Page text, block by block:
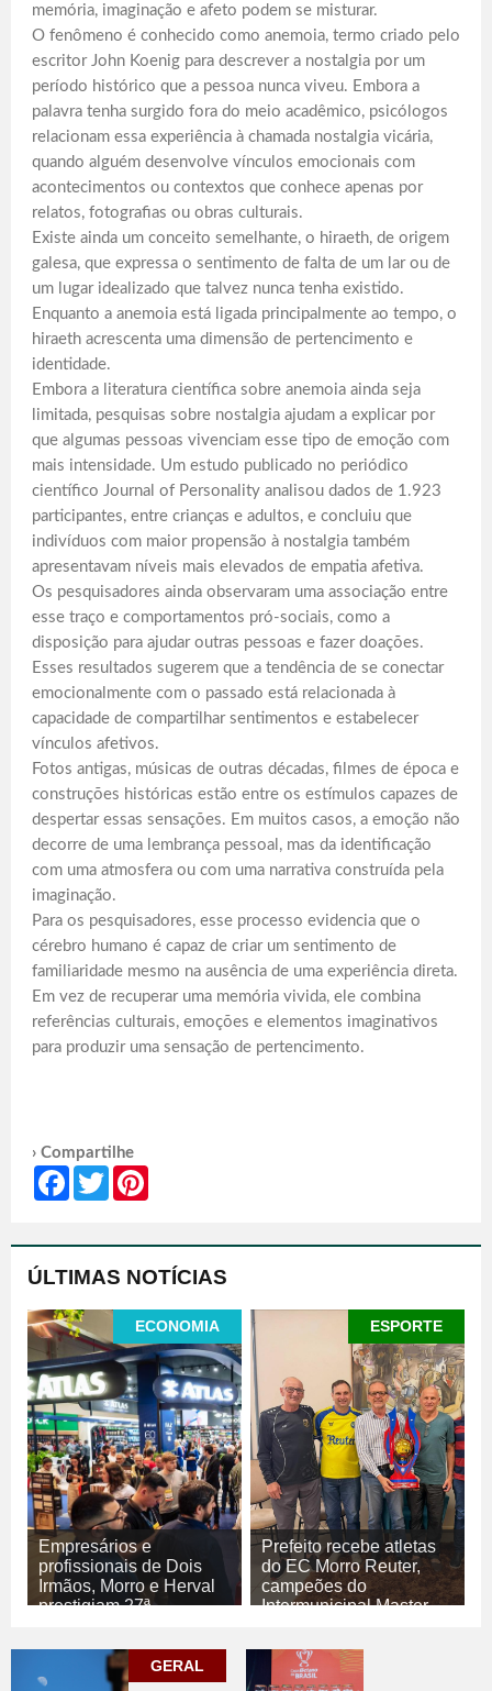
memória, imaginação e afeto podem se misturar.
O fenômeno é conhecido como anemoia, termo criado pelo
escritor John Koenig para descrever a nostalgia por um
período histórico que a pessoa nunca viveu. Embora a
palavra tenha surgido fora do meio acadêmico, psicólogos
relacionam essa experiência à chamada nostalgia vicária,
quando alguém desenvolve vínculos emocionais com
acontecimentos ou contextos que conhece apenas por
relatos, fotografias ou obras culturais.
Existe ainda um conceito semelhante, o hiraeth, de origem
galesa, que expressa o sentimento de falta de um lar ou de
um lugar idealizado que talvez nunca tenha existido.
Enquanto a anemoia está ligada principalmente ao tempo, o
hiraeth acrescenta uma dimensão de pertencimento e
identidade.
Embora a literatura científica sobre anemoia ainda seja
limitada, pesquisas sobre nostalgia ajudam a explicar por
que algumas pessoas vivenciam esse tipo de emoção com
mais intensidade. Um estudo publicado no periódico
científico Journal of Personality analisou dados de 1.923
participantes, entre crianças e adultos, e concluiu que
indivíduos com maior propensão à nostalgia também
apresentavam níveis mais elevados de empatia afetiva.
Os pesquisadores ainda observaram uma associação entre
esse traço e comportamentos pró-sociais, como a
disposição para ajudar outras pessoas e fazer doações.
Esses resultados sugerem que a tendência de se conectar
emocionalmente com o passado está relacionada à
capacidade de compartilhar sentimentos e estabelecer
vínculos afetivos.
Fotos antigas, músicas de outras décadas, filmes de época e
construções históricas estão entre os estímulos capazes de
despertar essas sensações. Em muitos casos, a emoção não
decorre de uma lembrança pessoal, mas da identificação
com uma atmosfera ou com uma narrativa construída pela
imaginação.
Para os pesquisadores, esse processo evidencia que o
cérebro humano é capaz de criar um sentimento de
familiaridade mesmo na ausência de uma experiência direta.
Em vez de recuperar uma memória vivida, ele combina
referências culturais, emoções e elementos imaginativos
para produzir uma sensação de pertencimento.
› Compartilhe
FacebookTwitter
ÚLTIMAS NOTÍCIAS
ECONOMIA
Empresários e
profissionais de Dois
Irmãos, Morro e Herval
prestigiam 27ª
07/08/2026
ECONOMIA
ESPORTE
Prefeito recebe atletas
do EC Morro Reuter,
campeões do
Intermunicipal Master
07/08/2026
ESPORTE
GERAL